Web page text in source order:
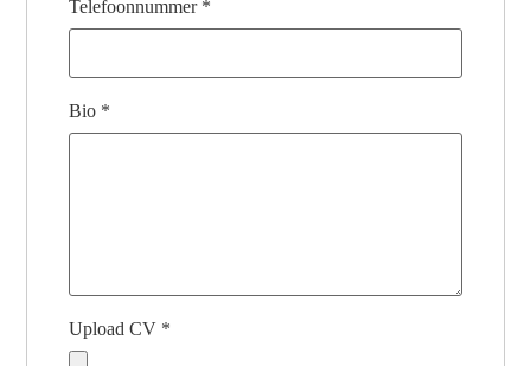
Telefoonnummer *
Bio *
Upload CV *